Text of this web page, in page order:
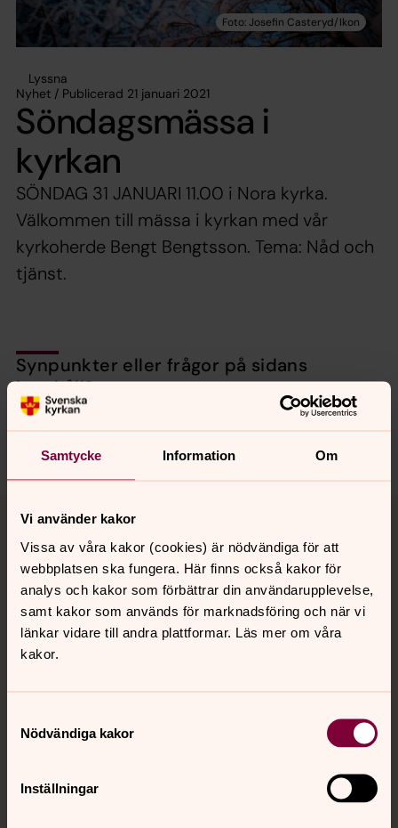
Samtycke Information Om
Vi använder kakor
Vissa av våra kakor (cookies) är nödvändiga för att
webbplatsen ska fungera. Här finns också kakor för
analys och kakor som förbättrar din användarupplevelse,
samt kakor som används för marknadsföring och när vi
länkar vidare till andra plattformar. Läs mer om våra
kakor.
Nödvändiga kakor
Inställningar
Lyssna
Nyhet / Publicerad 21 januari 2021
Söndagsmässa i
kyrkan
SÖNDAG 31 JANUARI 11.00 i Nora kyrka.
Välkommen till mässa i kyrkan med vår
kyrkoherde Bengt Bengtsson. Tema: Nåd och
tjänst.
Synpunkter eller frågor på sidans
innehåll?
nora.tarnsjo.forsamling@svenskakyrkan.se
Kontakt
Kalender
Hitta snabbt
Sociala kanaler